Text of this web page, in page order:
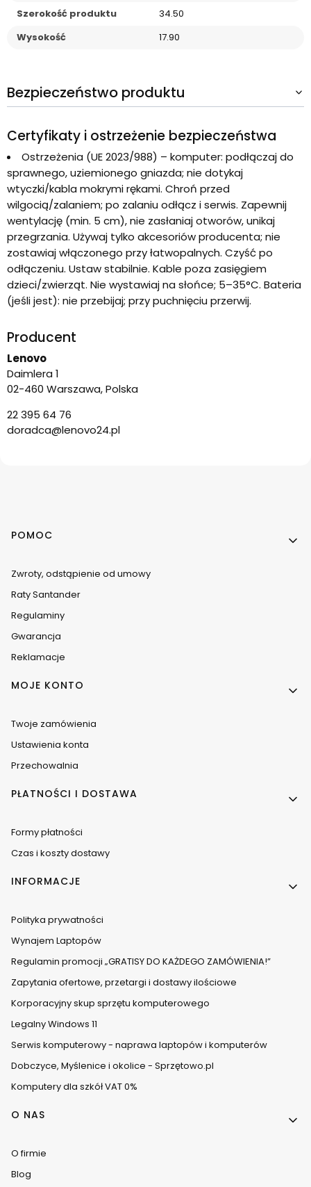
Szerokość produktu
34.50
Wysokość
17.90
Bezpieczeństwo produktu
Certyfikaty i ostrzeżenie bezpieczeństwa
Ostrzeżenia (UE 2023/988) – komputer: podłączaj do
sprawnego, uziemionego gniazda; nie dotykaj
wtyczki/kabla mokrymi rękami. Chroń przed
wilgocią/zalaniem; po zalaniu odłącz i serwis. Zapewnij
wentylację (min. 5 cm), nie zasłaniaj otworów, unikaj
przegrzania. Używaj tylko akcesoriów producenta; nie
zostawiaj włączonego przy łatwopalnych. Czyść po
odłączeniu. Ustaw stabilnie. Kable poza zasięgiem
dzieci/zwierząt. Nie wystawiaj na słońce; 5–35°C. Bateria
(jeśli jest): nie przebijaj; przy puchnięciu przerwij.
Producent
Lenovo
Daimlera 1
02-460 Warszawa, Polska
22 395 64 76
doradca@lenovo24.pl
Linki w stopce
POMOC
Zwroty, odstąpienie od umowy
Raty Santander
Regulaminy
Gwarancja
Reklamacje
MOJE KONTO
Twoje zamówienia
Ustawienia konta
Przechowalnia
PŁATNOŚCI I DOSTAWA
Formy płatności
Czas i koszty dostawy
INFORMACJE
Polityka prywatności
Wynajem Laptopów
Regulamin promocji „GRATISY DO KAŻDEGO ZAMÓWIENIA!”
Zapytania ofertowe, przetargi i dostawy ilościowe
Korporacyjny skup sprzętu komputerowego
Legalny Windows 11
Serwis komputerowy - naprawa laptopów i komputerów
Dobczyce, Myślenice i okolice - Sprzętowo.pl
Komputery dla szkół VAT 0%
O NAS
O firmie
Blog